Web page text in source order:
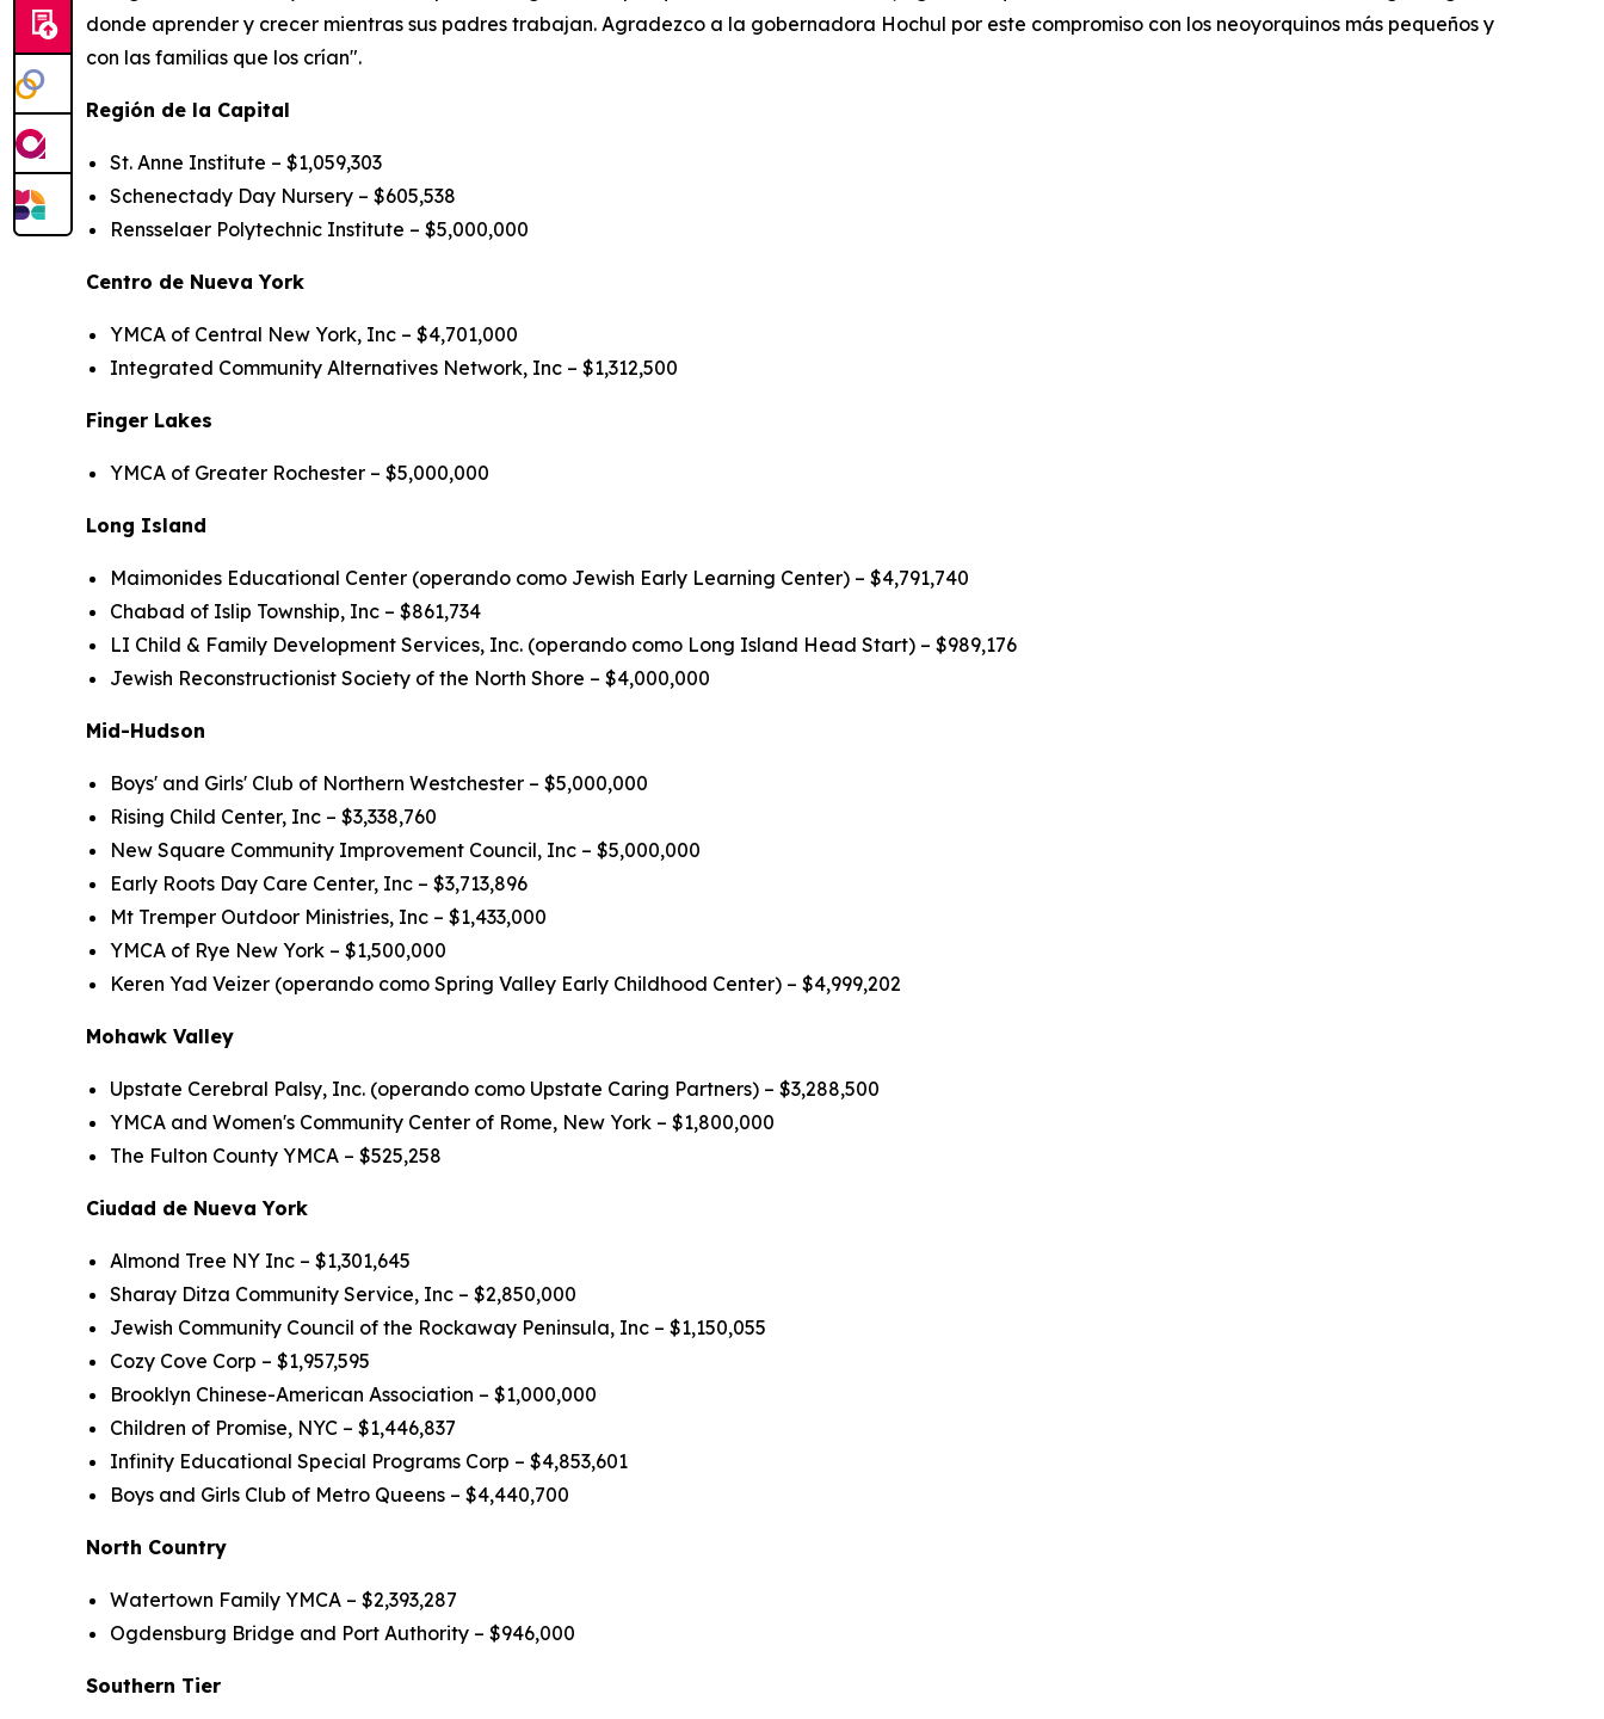
donde aprender y crecer mientras sus padres trabajan. Agradezco a la gobernadora Hochul por este compromiso con los neoyorquinos más pequeños y
con las familias que los crían".
Región de la Capital
St. Anne Institute – $1,059,303
Schenectady Day Nursery – $605,538
Rensselaer Polytechnic Institute – $5,000,000
Centro de Nueva York
YMCA of Central New York, Inc – $4,701,000
Integrated Community Alternatives Network, Inc – $1,312,500
Finger Lakes
YMCA of Greater Rochester – $5,000,000
Long Island
Maimonides Educational Center (operando como Jewish Early Learning Center) – $4,791,740
Chabad of Islip Township, Inc – $861,734
LI Child & Family Development Services, Inc. (operando como Long Island Head Start) – $989,176
Jewish Reconstructionist Society of the North Shore – $4,000,000
Mid-Hudson
Boys' and Girls' Club of Northern Westchester – $5,000,000
Rising Child Center, Inc – $3,338,760
New Square Community Improvement Council, Inc – $5,000,000
Early Roots Day Care Center, Inc – $3,713,896
Mt Tremper Outdoor Ministries, Inc – $1,433,000
YMCA of Rye New York – $1,500,000
Keren Yad Veizer (operando como Spring Valley Early Childhood Center) – $4,999,202
Mohawk Valley
Upstate Cerebral Palsy, Inc. (operando como Upstate Caring Partners) – $3,288,500
YMCA and Women's Community Center of Rome, New York – $1,800,000
The Fulton County YMCA – $525,258
Ciudad de Nueva York
Almond Tree NY Inc – $1,301,645
Sharay Ditza Community Service, Inc – $2,850,000
Jewish Community Council of the Rockaway Peninsula, Inc – $1,150,055
Cozy Cove Corp – $1,957,595
Brooklyn Chinese-American Association – $1,000,000
Children of Promise, NYC – $1,446,837
Infinity Educational Special Programs Corp – $4,853,601
Boys and Girls Club of Metro Queens – $4,440,700
North Country
Watertown Family YMCA – $2,393,287
Ogdensburg Bridge and Port Authority – $946,000
Southern Tier